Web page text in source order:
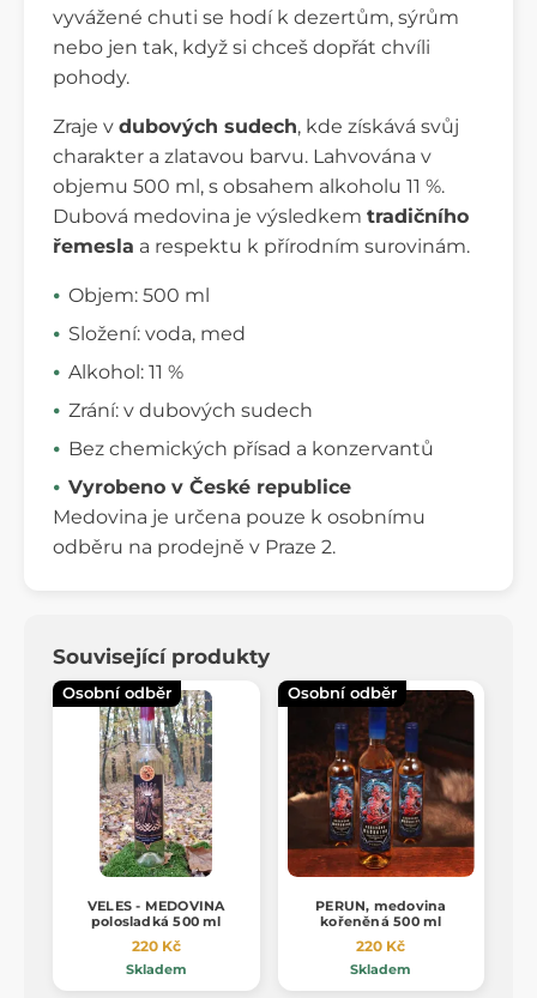
vyvážené chuti se hodí k dezertům, sýrům
nebo jen tak, když si chceš dopřát chvíli
pohody.
Zraje v dubových sudech, kde získává svůj
charakter a zlatavou barvu. Lahvována v
objemu 500 ml, s obsahem alkoholu 11 %.
Dubová medovina je výsledkem tradičního
řemesla a respektu k přírodním surovinám.
Objem: 500 ml
Složení: voda, med
Alkohol: 11 %
Zrání: v dubových sudech
Bez chemických přísad a konzervantů
Vyrobeno v České republice
Medovina je určena pouze k osobnímu
odběru na prodejně v Praze 2.
Související produkty
Osobní odběr
VELES - MEDOVINA
polosladká 500 ml
220 Kč
Skladem
Osobní odběr
PERUN, medovina
kořeněná 500 ml
220 Kč
Skladem